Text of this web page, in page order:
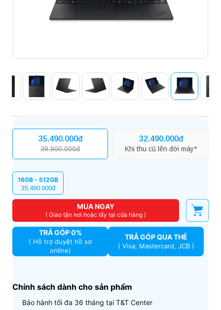
35.490.000đ
39.900.000đ
32.490.000đ
Khi thu cũ lên đời máy*
16GB - 512GB
35.490.000đ
MUA NGAY
( Giao tận nơi hoặc lấy tại cửa hàng )
TRẢ GÓP 0%
( Hỗ trợ duyệt hồ sơ
online)
TRẢ GÓP QUA THẺ
( Visa, Mastercard, JCB )
Chính sách dành cho sản phẩm
Bảo hành tối đa 36 tháng tại T&T Center